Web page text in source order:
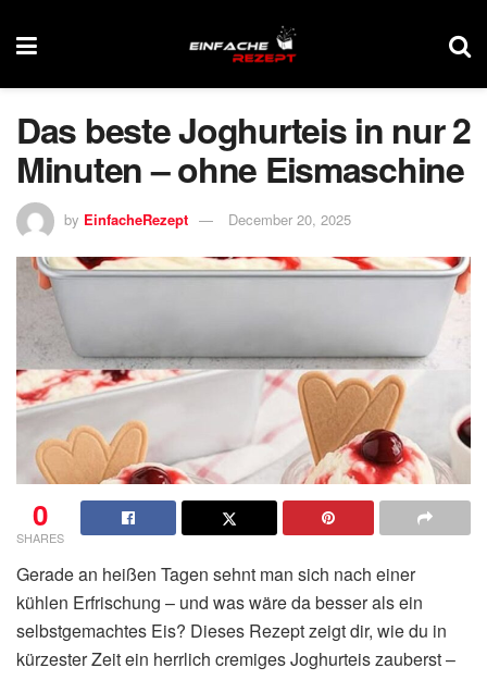
Das beste Joghurteis in nur 2
Minuten – ohne Eismaschine
by EinfacheRezept December 20, 2025
0
SHARES
Gerade an heißen Tagen sehnt man sich nach einer
kühlen Erfrischung – und was wäre da besser als ein
selbstgemachtes Eis? Dieses Rezept zeigt dir, wie du in
kürzester Zeit ein herrlich cremiges Joghurteis zauberst –